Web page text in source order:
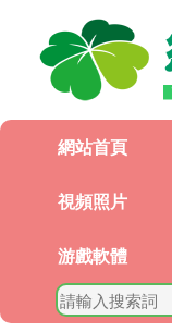
網站首頁
視頻照片
游戲軟體